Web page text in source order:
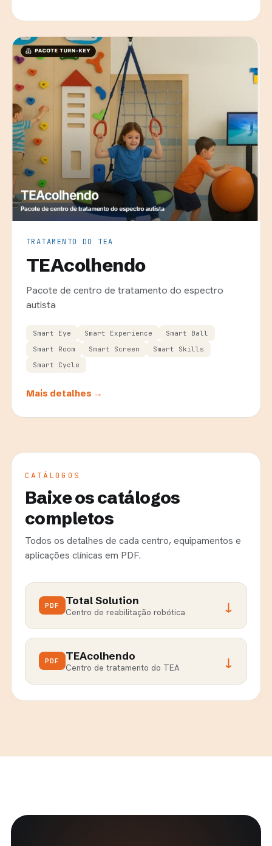
TRATAMENTO DO TEA
TEAcolhendo
Pacote de centro de tratamento do espectro
autista
Smart Eye Smart Experience
Smart Ball
Smart Room
Smart Screen
Smart Skills
Smart Cycle
Mais detalhes →
CATÁLOGOS
Baixe os catálogos
completos
Todos os detalhes de cada centro, equipamentos e
aplicações clínicas em PDF.
PDF Total Solution
Centro de reabilitação robótica ↓
PDF TEAcolhendo
Centro de tratamento do TEA ↓